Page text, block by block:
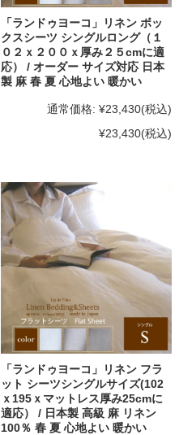
「ランドゥヨーコ」リネン ボッ
クスシーツ シングルロング（１
０２ｘ２００ｘ厚み２５cmに適
応） / オーダー サイズ対応 日本
製 麻 春 夏 心地よい 暖かい
通常価格: ¥23,430(税込)
¥23,430(税込)
「ランドゥヨーコ」リネン フラ
ット シーツシングルサイズ(102
ｘ195ｘマットレス厚み25cmに
適応） / 日本製 高級 麻 リネン
100％ 春 夏 心地よい 暖かい